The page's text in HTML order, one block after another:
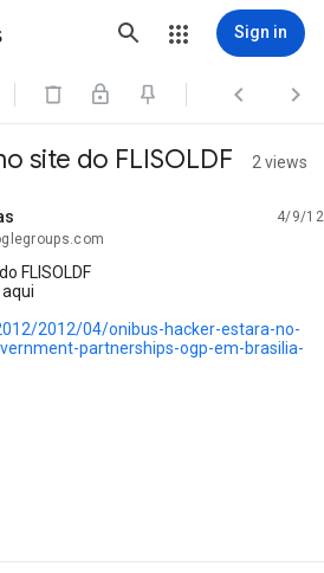
Sign in
  
site do FLISOLDF 2 views
4/9/12
FLISOLDF
2012/04/onibus-hacker-estara-no-
partnerships-ogp-em-brasilia-